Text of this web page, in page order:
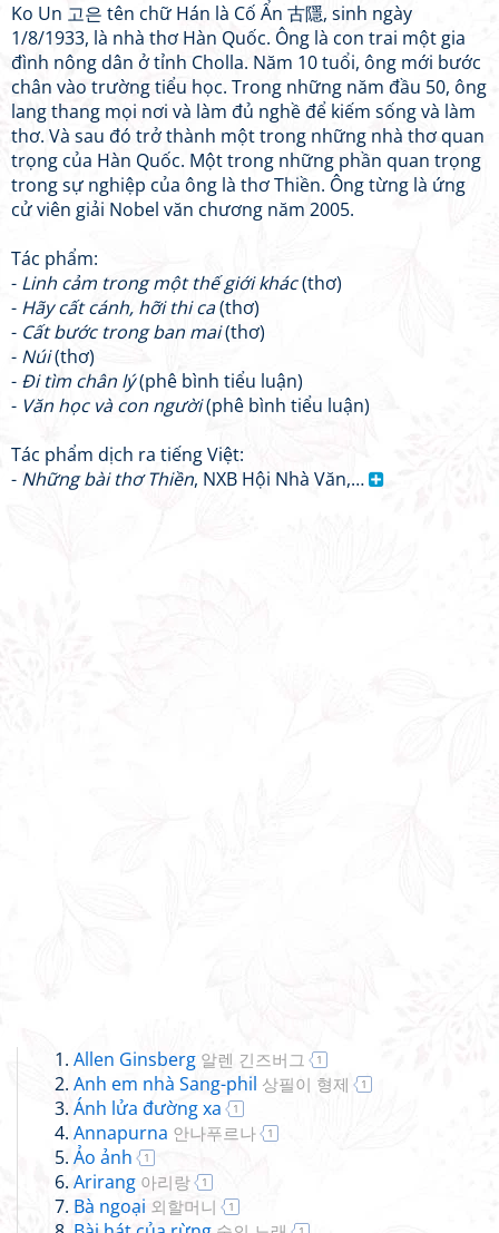
Ko Un 고은 tên chữ Hán là Cố Ẩn 古隱, sinh ngày
1/8/1933, là nhà thơ Hàn Quốc. Ông là con trai một gia
đình nông dân ở tỉnh Cholla. Năm 10 tuổi, ông mới bước
chân vào trường tiểu học. Trong những năm đầu 50, ông
lang thang mọi nơi và làm đủ nghề để kiếm sống và làm
thơ. Và sau đó trở thành một trong những nhà thơ quan
trọng của Hàn Quốc. Một trong những phần quan trọng
trong sự nghiệp của ông là thơ Thiền. Ông từng là ứng
cử viên giải Nobel văn chương năm 2005.
Tác phẩm:
- Linh cảm trong một thế giới khác(thơ)
- Hãy cất cánh, hỡi thi ca(thơ)
- Cất bước trong ban mai(thơ)
- Núi(thơ)
- Đi tìm chân lý(phê bình tiểu luận)
- Văn học và con người(phê bình tiểu luận)
Tác phẩm dịch ra tiếng Việt:
- Những bài thơ Thiền, NXB Hội Nhà Văn,…
Allen Ginsberg 알렌 긴즈버그 1
Anh em nhà Sang-phil 상필이 형제 1
Ánh lửa đường xa 1
Annapurna 안나푸르나 1
Ảo ảnh 1
Arirang 아리랑 1
Bà ngoại 외할머니 1